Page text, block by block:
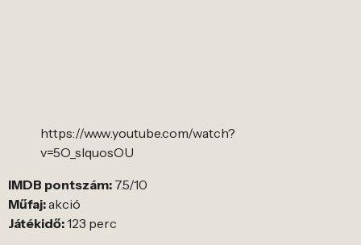
https://www.youtube.com/watch?
v=5O_sIquosOU
IMDB pontszám: 7.5/10
Műfaj:akció
Játékidő:123 perc